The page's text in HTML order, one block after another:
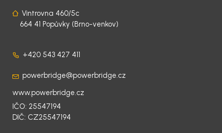
Vintrovna 460/5c
664 41 Popůvky (Brno-venkov)
+420 543 427 411
powerbridge@powerbridge.cz
www.powerbridge.cz
IČO: 25547194
DIČ: CZ25547194